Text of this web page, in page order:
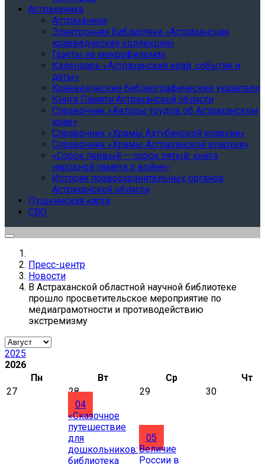
Астраханика
Астраханика
Электронная библиотека «Астраханская
краеведческая коллекция»
Газеты на микрофильмах
Календарь «Астраханский край: события и
даты»
Краеведческие библиографические указатели
Книга Памяти Астраханской области
Справочник «Авторы трудов об Астраханском
крае»
Справочник «Храмы Ахтубинской епархии»
Cправочник «Храмы Астраханской епархии»
«Сорок первый — сорок пятый: книга
народной памяти о войне»
История правоохранительных органов
Астраханской области
Пушкинская карта
СВО
Пресс-центр
Новости
В Астраханской областной научной библиотеке
прошло просветительское мероприятие по
медиаграмотности и противодействию
экстремизму
2025
2026
Пн
Вт Ср
Чт
27
28 29
30
04
«Сказочное
путешествие
для
дошкольников:
библиотека
05
Величие
России в